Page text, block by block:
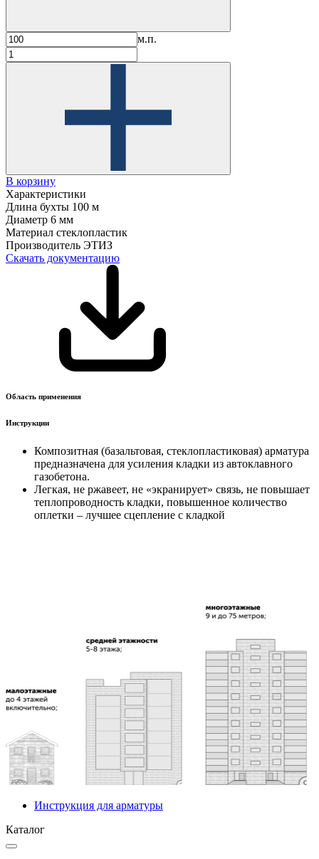
м.п.
В корзину
Характеристики
Длина бухты 100 м
Диаметр 6 мм
Материал стеклопластик
Производитель ЭТИЗ
Скачать документацию
Область применения
Инструкции
Композитная (базальтовая, стеклопластиковая) арматура
предназначена для усиления кладки из автоклавного
газобетона.
Легкая, не ржавеет, не «экранирует» связь, не повышает
теплопроводность кладки, повышенное количество
оплетки – лучшее сцепление с кладкой
Инструкция для арматуры
Каталог